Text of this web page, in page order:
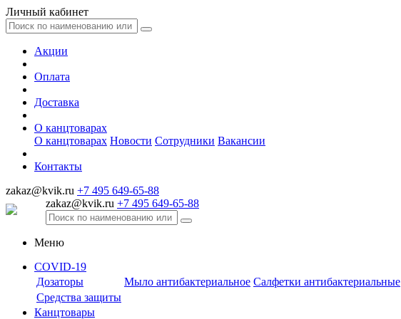
Личный кабинет
Акции
Оплата
Доставка
О канцтоварах
О канцтоварах Новости Сотрудники Вакансии
Контакты
zakaz@kvik.ru +7 495 649-65-88
zakaz@kvik.ru +7 495 649-65-88
Меню
COVID-19
Дозаторы
Мыло антибактериальное Салфетки антибактериальные
Средства защиты
Канцтовары